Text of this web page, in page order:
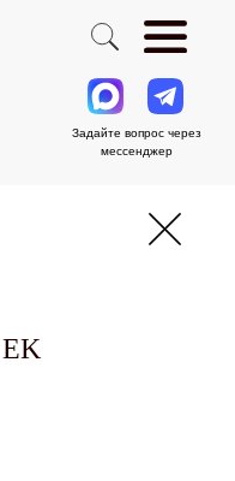
Задайте вопрос через
мессенджер